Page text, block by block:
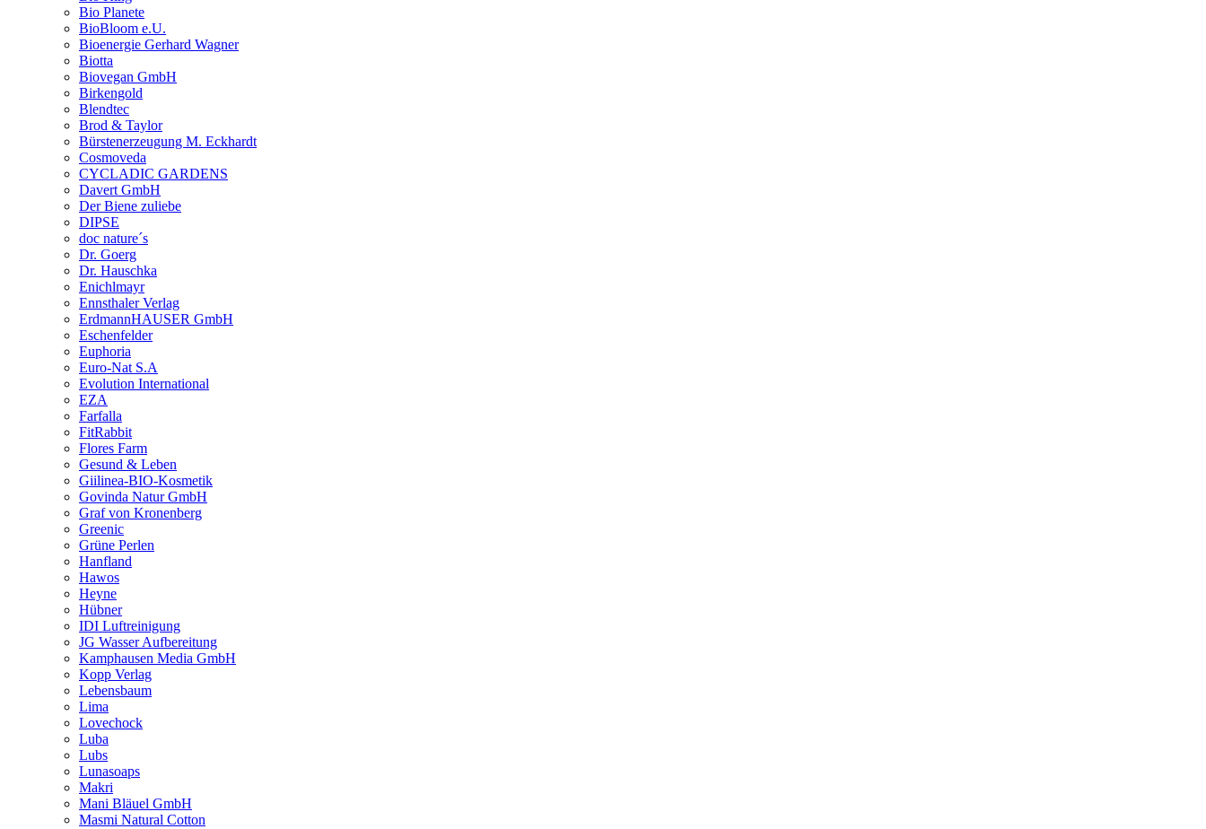
Bio Planete
BioBloom e.U.
Bioenergie Gerhard Wagner
Biotta
Biovegan GmbH
Birkengold
Blendtec
Brod & Taylor
Bürstenerzeugung M. Eckhardt
Cosmoveda
CYCLADIC GARDENS
Davert GmbH
Der Biene zuliebe
DIPSE
doc nature´s
Dr. Goerg
Dr. Hauschka
Enichlmayr
Ennsthaler Verlag
ErdmannHAUSER GmbH
Eschenfelder
Euphoria
Euro-Nat S.A
Evolution International
EZA
Farfalla
FitRabbit
Flores Farm
Gesund & Leben
Giilinea-BIO-Kosmetik
Govinda Natur GmbH
Graf von Kronenberg
Greenic
Grüne Perlen
Hanfland
Hawos
Heyne
Hübner
IDI Luftreinigung
JG Wasser Aufbereitung
Kamphausen Media GmbH
Kopp Verlag
Lebensbaum
Lima
Lovechock
Luba
Lubs
Lunasoaps
Makri
Mani Bläuel GmbH
Masmi Natural Cotton